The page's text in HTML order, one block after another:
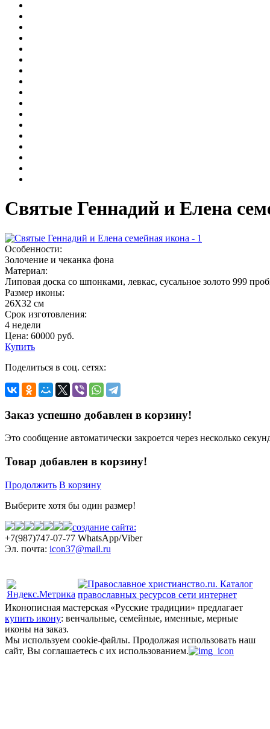
Святые Геннадий и Елена
Особенности:
Золочение и чеканка фона
Материал:
Липовая доска со шпонками, левкас, сусальное золото 999
Размер иконы:
26Х32 см
Срок изготовления:
4 недели
Цена: 60000 руб.
Купить
Поделиться в соц. сетях:
Заказ успешно добавлен в корзину!
Это сообщение автоматически закроется через несколько
Товар добавлен в корзину!
Продолжить В корзину
Выберите хотя бы один размер!
создание сайта:
+7(987)747-07-77 WhatsApp/Viber
Эл. почта: icon37@mail.ru
Иконописная мастерская «Русские традиции» предлагает
купить икону: венчальные, семейные, именные, мерные
иконы на заказ.
Мы используем cookie-файлы. Продолжая использовать наш
сайт, Вы соглашаетесь с их использованием.